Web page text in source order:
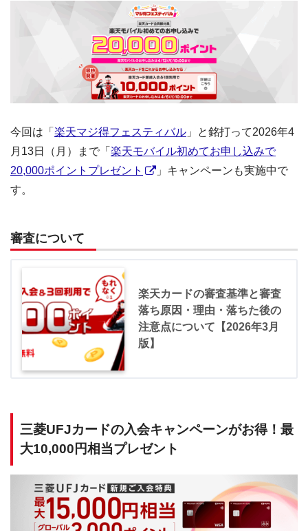
今回は「 楽天マジ得フェスティバル 」と銘打って2026年4
月13日（月）まで「 楽天モバイル初めてお申し込みで
20,000ポイントプレゼント
」キャンペーンも実施中で
す。
審査について
楽天カードの審査基準と審査
落ち原因・理由・落ちた後の
注意点について【2026年3月
版】
三菱UFJカードの入会キャンペーンがお得！最
大10,000円相当プレゼント